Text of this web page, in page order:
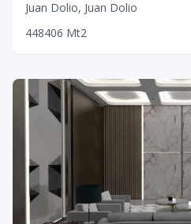
Juan Dolio, Juan Dolio
448406 Mt2